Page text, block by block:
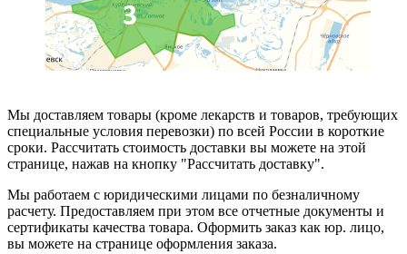
Мы доставляем товары (кроме лекарств и товаров, требующих
специальные условия перевозки) по всей России в короткие
сроки. Рассчитать стоимость доставки вы можете на этой
странице, нажав на кнопку "Рассчитать доставку".
Мы работаем с юридическими лицами по безналичному
расчету. Предоставляем при этом все отчетные документы и
сертификаты качества товара. Оформить заказ как юр. лицо,
вы можете на странице оформления заказа.